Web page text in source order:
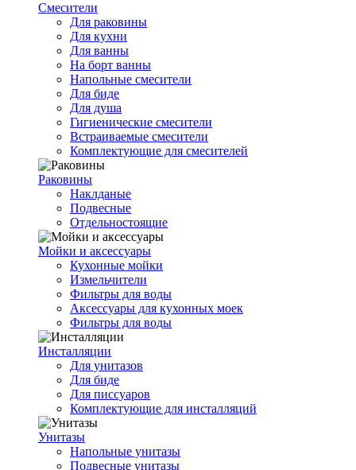
Смесители
Для раковины
Для кухни
Для ванны
На борт ванны
Напольные смесители
Для биде
Для душа
Гигиенические смесители
Встраиваемые смесители
Комплектующие для смесителей
Раковины
Наклданые
Подвесные
Отдельностоящие
Мойки и аксессуары
Кухонные мойки
Измельчители
Фильтры для воды
Аксессуары для кухонных моек
Фильтры для воды
Инсталляции
Для унитазов
Для биде
Для писсуаров
Комплектующие для инсталляций
Унитазы
Напольные унитазы
Подвесные унитазы